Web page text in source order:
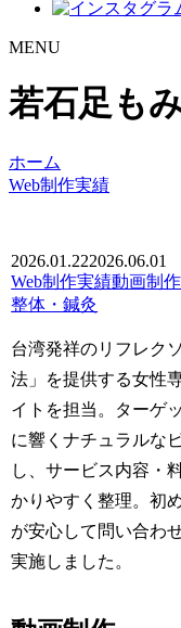
MENU
若石足も
ホーム
Web制作実績
2026.01.222026.06.01
Web制作実績動画制
整体・鍼灸
台湾発祥のリフレク
法」を提供する女性
イトを担当。ターゲ
に響くナチュラルな
し、サービス内容・
かりやすく整理。初
が安心して問い合わ
実施しました。